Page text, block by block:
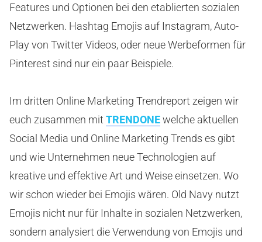
Features und Optionen bei den etablierten sozialen
Netzwerken. Hashtag Emojis auf Instagram, Auto-
Play von Twitter Videos, oder neue Werbeformen für
Pinterest sind nur ein paar Beispiele.
Im dritten Online Marketing Trendreport zeigen wir
euch zusammen mit TRENDONEwelche aktuellen
Social Media und Online Marketing Trends es gibt
und wie Unternehmen neue Technologien auf
kreative und effektive Art und Weise einsetzen. Wo
wir schon wieder bei Emojis wären. Old Navy nutzt
Emojis nicht nur für Inhalte in sozialen Netzwerken,
sondern analysiert die Verwendung von Emojis und